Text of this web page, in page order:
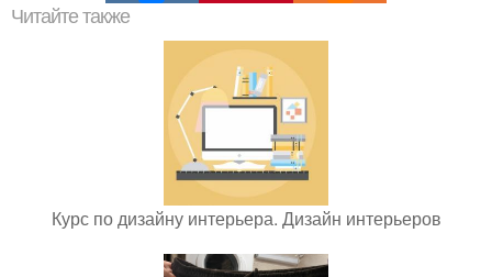
Читайте также
Курс по дизайну интерьера. Дизайн интерьеров